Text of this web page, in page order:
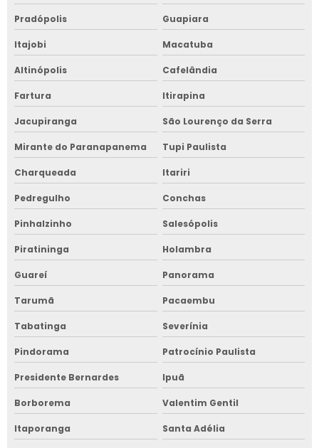
Pradópolis Guapiara
Itajobi Macatuba
Altinópolis Cafelândia
Fartura Itirapina
Jacupiranga São Lourenço da Serra
Mirante do Paranapanema Tupi Paulista
Charqueada Itariri
Pedregulho Conchas
Pinhalzinho Salesópolis
Piratininga Holambra
Guareí Panorama
Tarumã Pacaembu
Tabatinga Severínia
Pindorama Patrocínio Paulista
Presidente Bernardes Ipuã
Borborema Valentim Gentil
Itaporanga Santa Adélia